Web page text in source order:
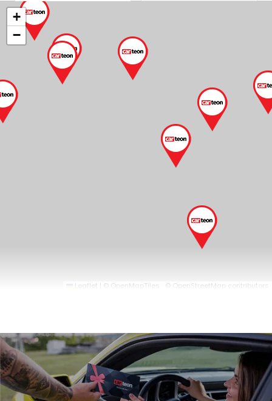
+
−
Leaflet | © OpenMapTiles © OpenStreetMap contributors